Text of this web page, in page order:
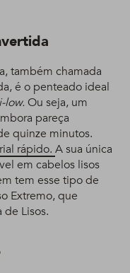
também chamada
é o penteado ideal
low. Ou seja, um
pareça
quinze minutos.
rápido. A sua única
em cabelos lisos
tem esse tipo de
Extremo, que
Lisos.